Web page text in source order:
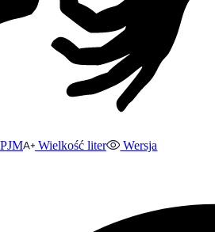
Wielkość liter
Wersja